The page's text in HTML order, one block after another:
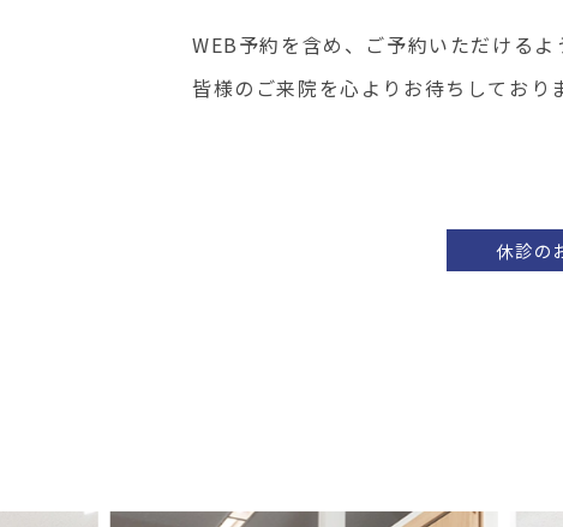
WEB予約を含め、ご予約いただける
皆様のご来院を心よりお待ちしておりま
休診の